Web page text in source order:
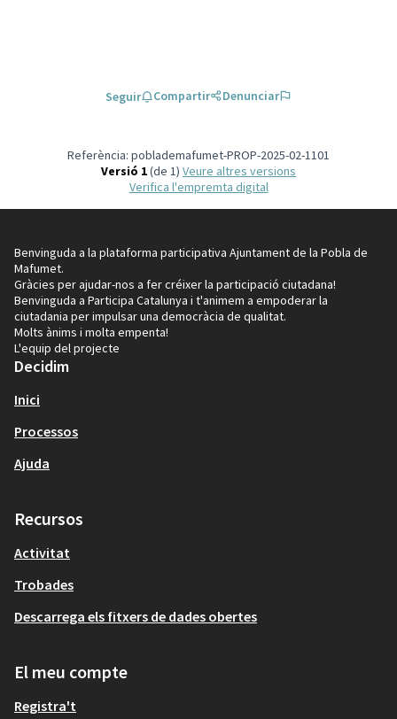
Seguir Compartir Denunciar
Referència: poblademafumet-PROP-2025-02-1101
Versió 1(de 1)
veure altres versions
Verifica l'empremta digital
Benvinguda a la plataforma participativa Ajuntament de la Pobla de
Mafumet.
Gràcies per ajudar-nos a fer créixer la participació ciutadana!
Benvinguda a Participa Catalunya i t'animem a empoderar la
ciutadania per impulsar una democràcia de qualitat.
Molts ànims i molta empenta!
L'equip del projecte
Decidim
Inici
Processos
Ajuda
Recursos
Activitat
Trobades
Descarrega els fitxers de dades obertes
El meu compte
Registra't